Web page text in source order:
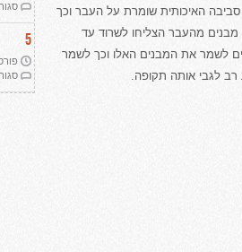
האיכותית שומרת על העבר וכך
מהעבר הצליחו לשרוד עד
לשמר את המבנים האלו וכך לשמר
רב לגבי אותה תקופה.
5
פורסם